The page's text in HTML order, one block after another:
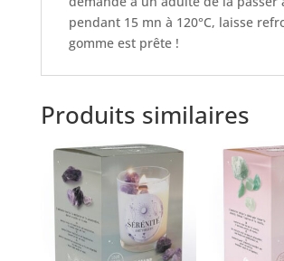
pendant 15 mn à 120°C, laisse
gomme est prête !
Produits similaires